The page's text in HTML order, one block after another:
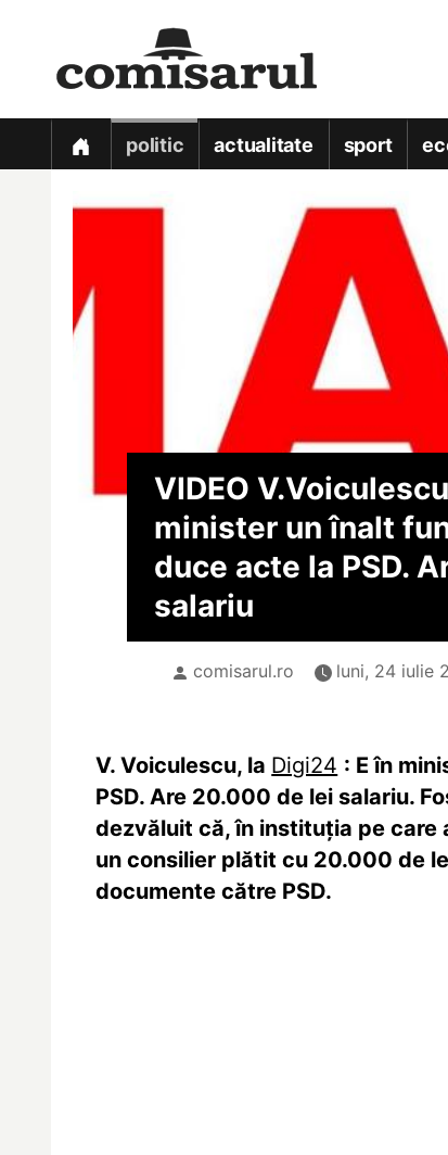
politic actualitate sport
VIDEO
minister un înalt
duce acte la PSD.
salariu
comisarul.ro luni, 24 iulie
V. Voiculescu, la Digi24 : E în
PSD. Are 20.000 de lei salariu.
dezvăluit că, în instituţia pe care
un consilier plătit cu 20.000 de
documente către PSD.